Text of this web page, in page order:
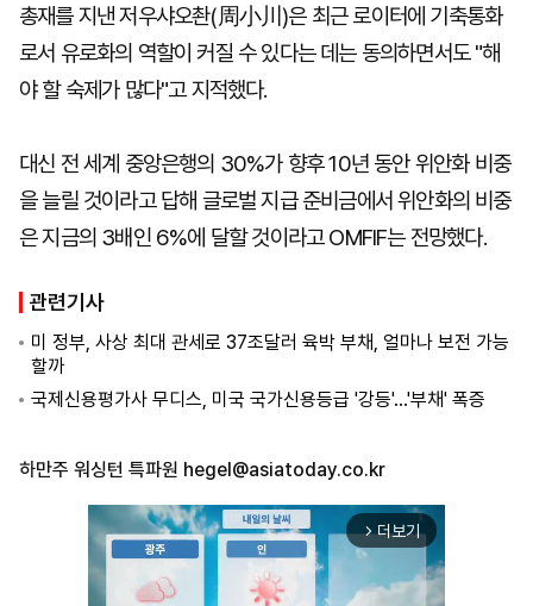
총재를 지낸 저우샤오촨(周小川)은 최근 로이터에 기축통화
로서 유로화의 역할이 커질 수 있다는 데는 동의하면서도 "해
야 할 숙제가 많다"고 지적했다.
대신 전 세계 중앙은행의 30%가 향후 10년 동안 위안화 비중
을 늘릴 것이라고 답해 글로벌 지급 준비금에서 위안화의 비중
은 지금의 3배인 6%에 달할 것이라고 OMFIF는 전망했다.
관련기사
미 정부, 사상 최대 관세로 37조달러 육박 부채, 얼마나 보전 가능
할까
국제신용평가사 무디스, 미국 국가신용등급 '강등'...'부채' 폭증
하만주 워싱턴 특파원 hegel@asiatoday.co.kr
arrow_forward_ios 더보기